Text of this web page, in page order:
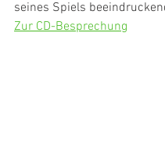
seines Spiels
Zur CD-Besprechung